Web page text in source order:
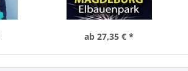
ab 27,35 € *